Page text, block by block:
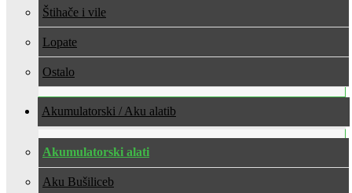
Štihače i vile
Lopate
Ostalo
Akumulatorski / Aku alati
Akumulatorski alati
Aku Bušilice